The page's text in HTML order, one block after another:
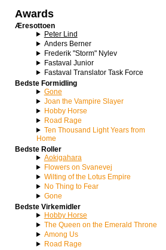
Awards
Æresottoen
Peter Lind
Anders Berner
Frederik "Storm" Nylev
Fastaval Junior
Fastaval Translator Task Force
Bedste Formidling
Gone
Joan the Vampire Slayer
Hobby Horse
Road Rage
Ten Thousand Light Years from
Home
Bedste Roller
Aokigahara
Flowers on Svanevej
Wilting of the Lotus Empire
No Thing to Fear
Gone
Bedste Virkemidler
Hobby Horse
The Queen on the Emerald Throne
Among Us
Road Rage